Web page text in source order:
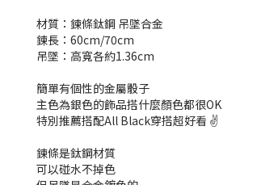
材質：鍊條鈦鋼 吊墜合金
鍊長：60cm/70cm
吊墜：高寬各約1.36cm
簡單有個性的金屬骰子
主色為銀色的飾品搭什麼顏色都很OK
特別推薦搭配All Black穿搭超好看 ✌
鍊條是鈦鋼材質
可以碰水不掉色